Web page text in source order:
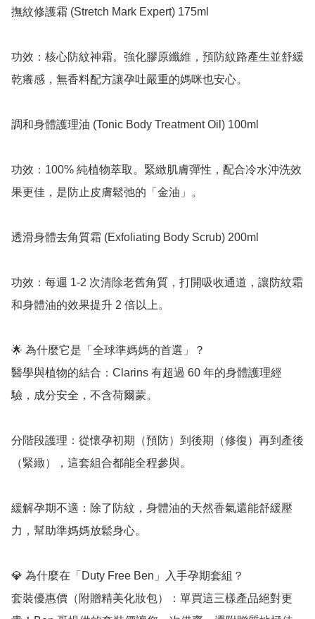
撫紋修護霜 (Stretch Mark Expert) 175ml
功效：核心防紋神霜。強化膠原纖維，預防紋路產生並舒緩
乾癢感，無香料配方讓孕吐嚴重的媽咪也安心。
調和身體護理油 (Tonic Body Treatment Oil) 100ml
功效：100% 純植物萃取。緊緻肌膚彈性，配合冷水沖洗效
果更佳，是防止皮膚鬆弛的「金油」。
透滑身體去角質霜 (Exfoliating Body Scrub) 200ml
功效：每週 1-2 次清除老舊角質，打開吸收通道，讓防紋霜
和身體油的效果提升 2 倍以上。
🌟 為什麼它是「全球準媽媽的首選」？
醫學與植物的結合：Clarins 有超過 60 年的身體護理經
驗，成分安全，不含荷爾蒙。
分階段護理：從懷孕初期（預防）到後期（修復）再到產後
（緊緻），這套組合都能全程參與。
緩解孕期不適：除了防紋，身體油的天然香氣還能舒緩壓
力，幫助準媽媽放鬆身心。
💎 為什麼在「Duty Free Ben」入手孕期套組？
套裝優惠價（附贈精美化妝包）：單買這三樣產品絕對更